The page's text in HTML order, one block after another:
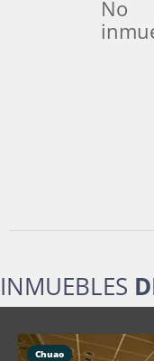
No
INMUEBLES
Chuao